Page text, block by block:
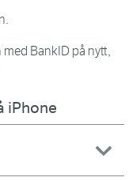
med BankID på nytt,
iPhone